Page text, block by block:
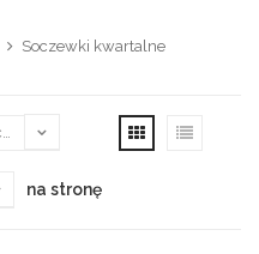
Soczewki kwartalne
na stronę